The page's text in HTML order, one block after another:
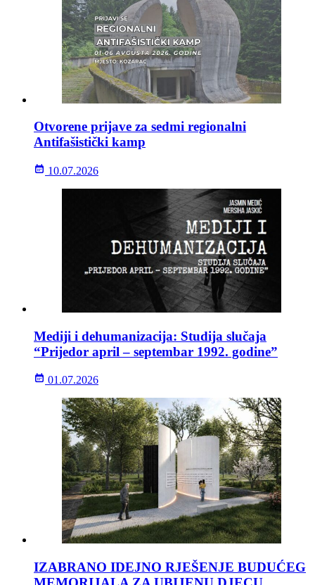
Otvorene prijave za sedmi regionalni
Antifašistički kamp
10.07.2026
Mediji i dehumanizacija: Studija slučaja
“Prijedor april – septembar 1992. godine”
01.07.2026
IZABRANO IDEJNO RJEŠENJE BUDUĆEG